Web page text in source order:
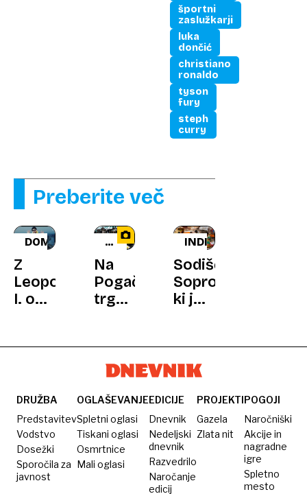
športni
zaslužkarji
luka
dončić
christiano
ronaldo
tyson
fury
steph
curry
Preberite več
DOMŽALE
Z
Leopoldom
I. o
zapovedih
NOVA
Na
Pogačarjev
trg
Odprta
kuhna
INDIJA
Sodišče:
Soproga,
ki jo
označil
za
lahko
gleda
pornografijo
DRUŽBA
Predstavitev
Vodstvo
Dosežki
Sporočila za
javnost
OGLAŠEVANJE
Spletni oglasi
Tiskani oglasi
Osmrtnice
Mali oglasi
EDICIJE
Dnevnik
Nedeljski
dnevnik
Razvedrilo
Naročanje
edicij
PROJEKTI
Gazela
Zlata nit
POGOJI
Naročniški
Akcije in
nagradne
igre
Spletno
mesto